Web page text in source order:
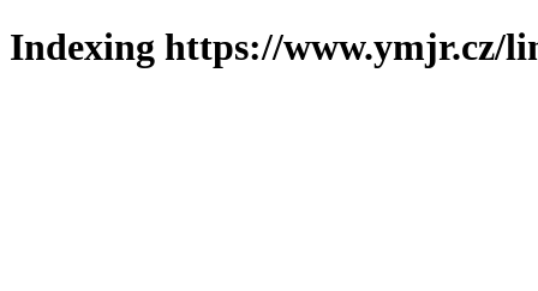
Indexing https://www.ymjr.cz/